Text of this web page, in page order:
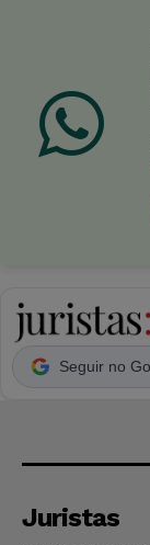
Seguir no
Juristas